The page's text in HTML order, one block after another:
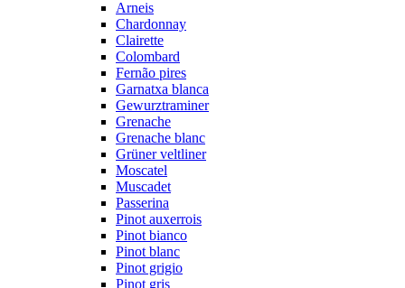
Arneis
Chardonnay
Clairette
Colombard
Fernão pires
Garnatxa blanca
Gewurztraminer
Grenache
Grenache blanc
Grüner veltliner
Moscatel
Muscadet
Passerina
Pinot auxerrois
Pinot bianco
Pinot blanc
Pinot grigio
Pinot gris